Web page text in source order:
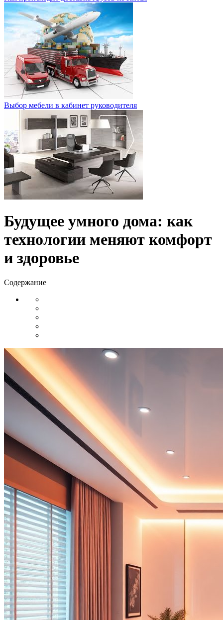
Выбор мебели в кабинет руководителя
Будущее умного дома: как
технологии меняют комфорт
и здоровье
Содержание